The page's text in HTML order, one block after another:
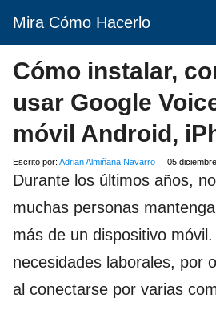
Mira Cómo Hacerlo
Cómo instalar,
usar Google
móvil Android,
Escrito por: Adrian Almiñana Navarro 05
Durante los últimos años,
muchas personas
más de un dispositivo
necesidades laborales, por
al conectarse por varias